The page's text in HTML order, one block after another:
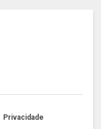
Privacidade